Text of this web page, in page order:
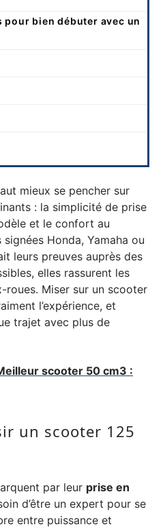
bien débuter avec un
mieux se pencher sur
: la simplicité de prise
et le confort au
Honda, Yamaha ou
leurs preuves auprès des
elles rassurent les
roues. Miser sur un scooter
l’expérience, et
trajet avec plus de
scooter 50 cm3 :
un scooter 125
par leur prise en
d’être un expert pour se
entre puissance et